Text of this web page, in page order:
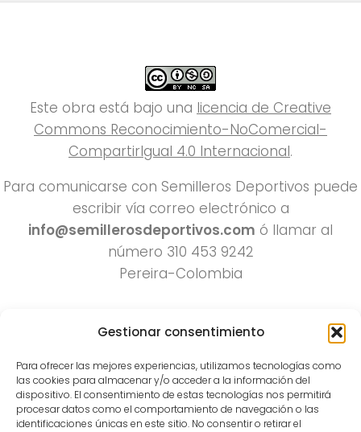
Gestionar consentimiento
Para ofrecer las mejores experiencias, utilizamos tecnologías como
las cookies para almacenar y/o acceder a la información del
dispositivo. El consentimiento de estas tecnologías nos permitirá
procesar datos como el comportamiento de navegación o las
identificaciones únicas en este sitio. No consentir o retirar el
Este obra está bajo una licencia de Creative
Commons Reconocimiento-NoComercial-
CompartirIgual 4.0 Internacional.
Para comunicarse con Semilleros Deportivos puede
escribir vía correo electrónico a
info@semillerosdeportivos.com ó llamar al
número 310 453 9242
Pereira-Colombia
Todos los derechos reservados 2022.